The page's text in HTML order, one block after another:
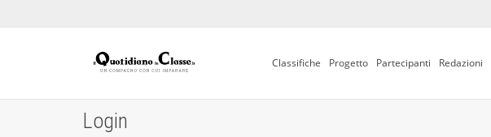
Classifiche Progetto Partecipanti Redazioni
Login